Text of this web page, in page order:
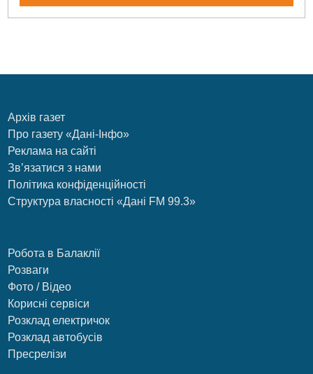
Архів газет
Про газету «Дані-Інфо»
Реклама на сайті
Зв’язатися з нами
Політика конфіденційності
Структура власності «Дані FM 99.3»
Робота в Балаклії
Розваги
Фото / Відео
Корисні сервіси
Розклад електричок
Розклад автобусів
Пресрелізи